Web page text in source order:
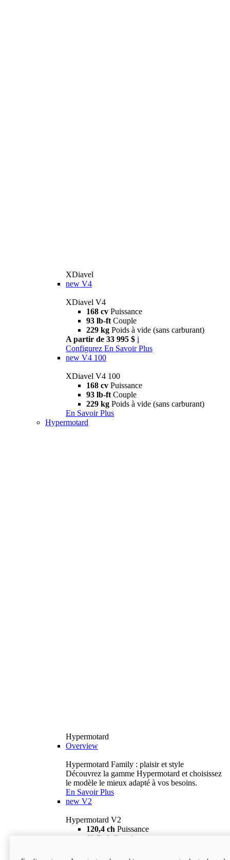
XDiavel
new V4
XDiavel V4
168 cv Puissance
93 lb-ft Couple
229 kg Poids à vide (sans carburant)
A partir de 33 995 $ i
Configurez En Savoir Plus
new V4 100
XDiavel V4 100
168 cv Puissance
93 lb-ft Couple
229 kg Poids à vide (sans carburant)
En Savoir Plus
Hypermotard
Hypermotard
Overview
Hypermotard Family : plaisir et style
Découvrez la gamme Hypermotard et choisissez
le modèle le mieux adapté à vos besoins.
En Savoir Plus
new V2
Hypermotard V2
120,4 ch Puissance
69 lb-ft
Couple
18 895 $